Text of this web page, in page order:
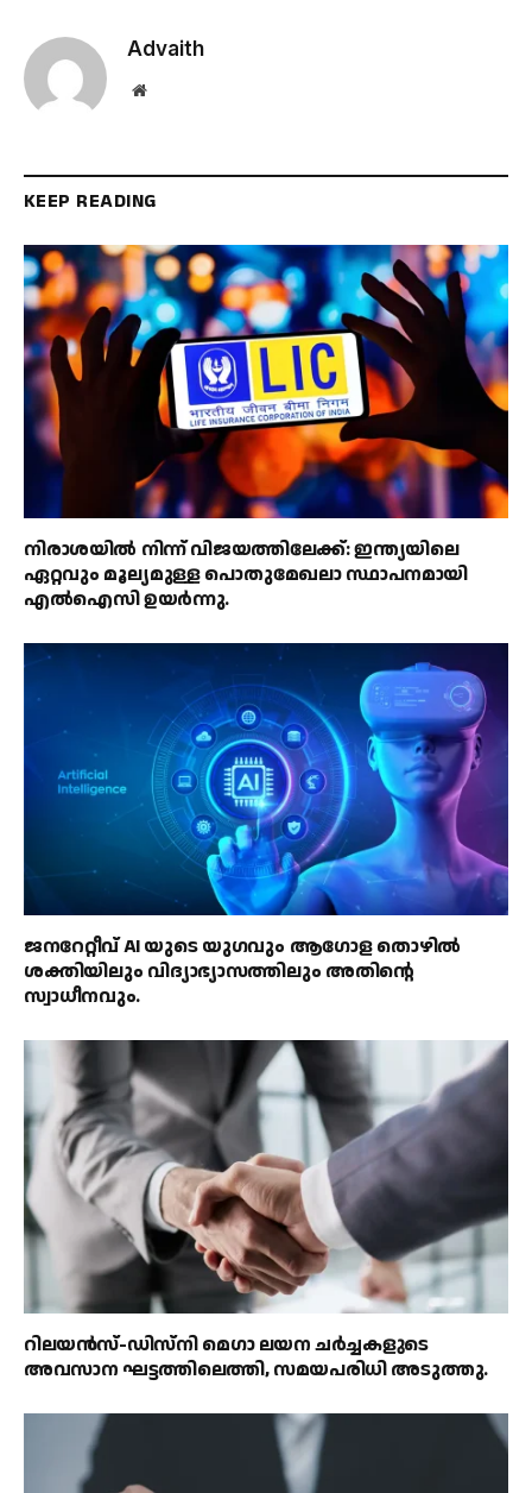
Advaith
Website
KEEP READING
നിരാശയിൽ നിന്ന് വിജയത്തിലേക്ക്: ഇന്ത്യയിലെ
ഏറ്റവും മൂല്യമുള്ള പൊതുമേഖലാ സ്ഥാപനമായി
എൽഐസി ഉയർന്നു.
ജനറേറ്റീവ് AI യുടെ യുഗവും ആഗോള തൊഴിൽ
ശക്തിയിലും വിദ്യാഭ്യാസത്തിലും അതിൻ്റെ
സ്വാധീനവും.
റിലയൻസ്-ഡിസ്‌നി മെഗാ ലയന ചർച്ചകളുടെ
അവസാന ഘട്ടത്തിലെത്തി, സമയപരിധി അടുത്തു.